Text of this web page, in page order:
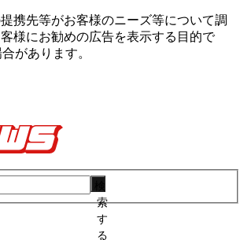
携先等がお客様のニーズ等について調
様にお勧めの広告を表⽰する⽬的で
があります。
索
す
る